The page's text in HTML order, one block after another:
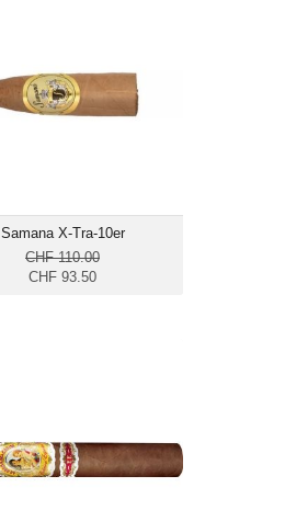
Samana X-Tra-10er
CHF 110.00
CHF 93.50